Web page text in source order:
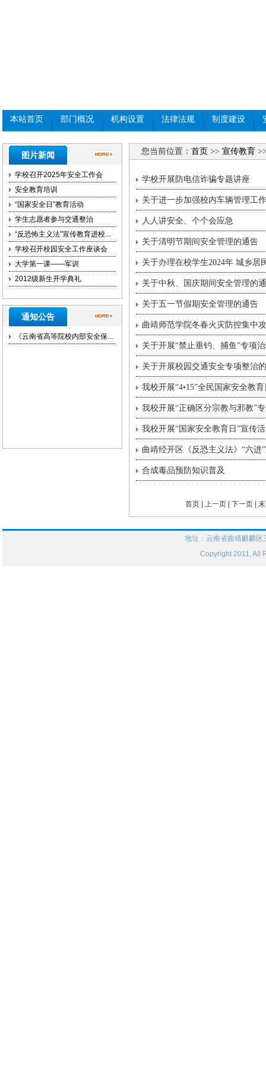
本站首页 部门概况 机构设置 法律法规 制度建设
图片新闻
学校召开2025年安全工作会
安全教育培训
“国家安全日”教育活动
学生志愿者参与交通整治
“反恐怖主义法”宣传教育进校...
学校召开校园安全工作座谈会
大学第一课——军训
2012级新生开学典礼
通知公告
《云南省高等院校内部安全保...
您当前位置： 首页 >> 宣传教育
学校开展防电信诈骗专题讲座
关于进一步加强校内车辆管理工
人人讲安全、个个会应急
关于清明节期间安全管理的通告
关于办理在校学生2024年 城乡居
关于中秋、国庆期间安全管理的
关于五一节假期安全管理的通告
曲靖师范学院冬春火灾防控集中
关于开展“禁止垂钓、捕鱼”专项
关于开展校园交通安全专项整治
我校开展“4•15”全民国家安全教
我校开展“正确区分宗教与邪教”
我校开展“国家安全教育日”宣传
曲靖经开区《反恐主义法》“六进
合成毒品预防知识普及
首页 | 上一页 | 下一页
地址：云南省曲靖麒麟
Copyright 2011, All